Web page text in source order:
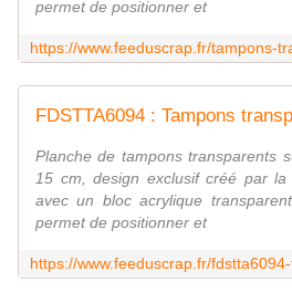
permet de positionner et
Planche de tampons transparents
15 cm, design exclusif créé par
avec un bloc acrylique
permet de positionner et